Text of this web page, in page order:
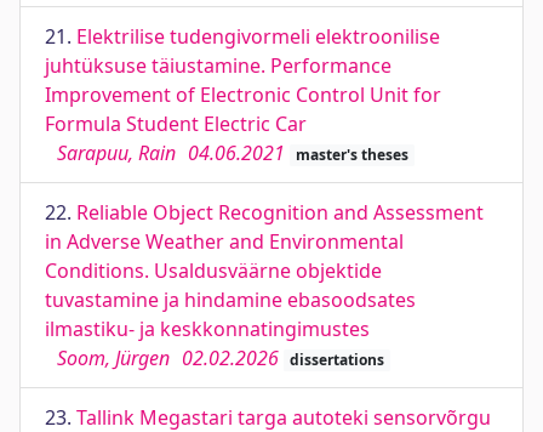
21. Elektrilise tudengivormeli elektroonilise
juhtüksuse täiustamine. Performance
Improvement of Electronic Control Unit for
Formula Student Electric Car
Sarapuu, Rain 04.06.2021 master's theses
22. Reliable Object Recognition and Assessment
in Adverse Weather and Environmental
Conditions. Usaldusväärne objektide
tuvastamine ja hindamine ebasoodsates
ilmastiku- ja keskkonnatingimustes
Soom, Jürgen 02.02.2026 dissertations
23. Tallink Megastari targa autoteki sensorvõrgu